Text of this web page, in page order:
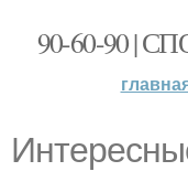
90-60-90 |